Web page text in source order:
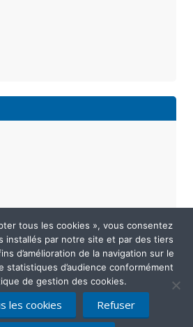
Politique de confidentialité
tous les cookies », vous consentez
installés par notre site et par des tiers
d’amélioration de la navigation sur le
statistiques d’audience conformément
de gestion des cookies.
les cookies Refuser